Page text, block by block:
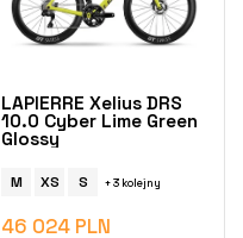
LAPIERRE Xelius DRS
10.0 Cyber Lime Green
Glossy
M XS S + 3 kolejny
46 024 PLN